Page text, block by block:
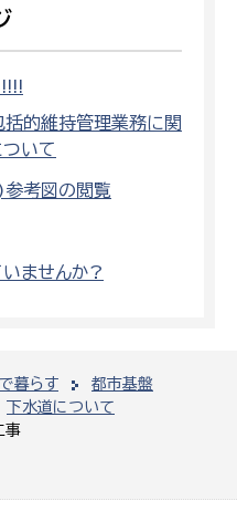
暮らす
都市基盤
下水道について
事
的維持管理業務に関
いて
考図の閲覧
ませんか?